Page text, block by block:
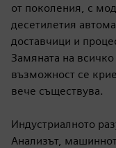
от поколения, с
десетилетия
доставчици и
Замяната на
възможност се
вече съществува.
Индустриалното
Анализът,